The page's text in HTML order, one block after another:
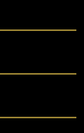
camping